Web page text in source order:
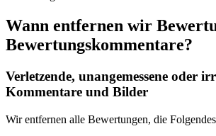
Wann entfernen wir
Bewertungskommentare?
Verletzende, unangemessene oder
Kommentare und Bilder
Wir entfernen alle Bewertungen, die